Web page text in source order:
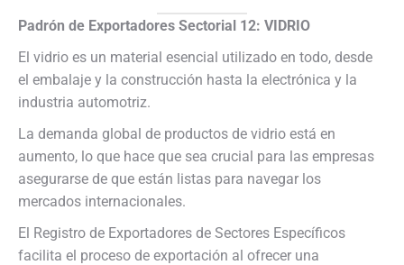
Padrón de Exportadores Sectorial 12: VIDRIO
El vidrio es un material esencial utilizado en todo, desde
el embalaje y la construcción hasta la electrónica y la
industria automotriz.
La demanda global de productos de vidrio está en
aumento, lo que hace que sea crucial para las empresas
asegurarse de que están listas para navegar los
mercados internacionales.
El Registro de Exportadores de Sectores Específicos
facilita el proceso de exportación al ofrecer una